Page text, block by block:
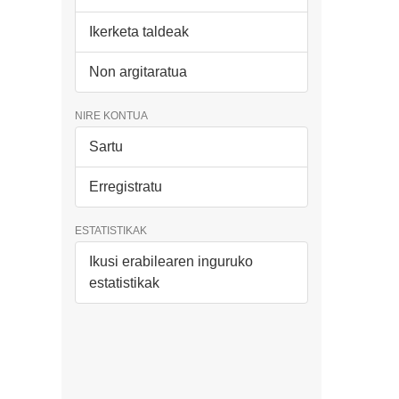
Ikerketa taldeak
Non argitaratua
NIRE KONTUA
Sartu
Erregistratu
ESTATISTIKAK
Ikusi erabilearen inguruko
estatistikak